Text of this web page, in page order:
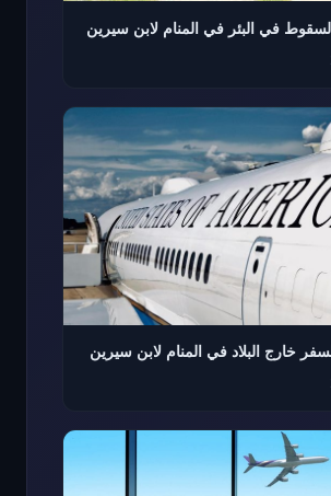
في البئر في المنام لابن سيرين
خارج البلاد في المنام لابن سيرين